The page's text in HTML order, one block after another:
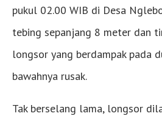
pukul 02.00 WIB di Desa
tebing sepanjang 8 meter dan
longsor yang berdampak pada
bawahnya rusak.
Tak berselang lama, longsor